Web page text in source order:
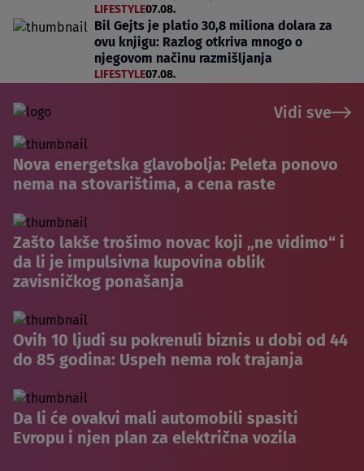
LIFESTYLE07.08.
Bil Gejts je platio 30,8 miliona dolara za
ovu knjigu: Razlog otkriva mnogo o
njegovom načinu razmišljanja
LIFESTYLE07.08.
Vidi sve
Nova energetska glavobolja: Peleta ponovo
nema na stovarištima, a cena raste
Zašto lakše trošimo novac koji „ne vidimo“ i
da li je impulsivna kupovina oblik
zavisničkog ponašanja
Ovih 10 ljudi su pokrenuli biznis u dobi od 44
do 85 godina: Uspeh nema rok trajanja
Da li će ovakvi mali automobili spasiti
Evropu i njen plan za električna vozila